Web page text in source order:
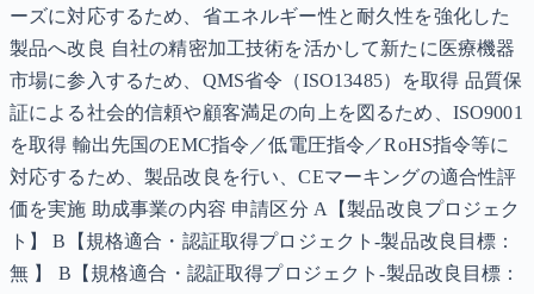
ーズに対応するため、省エネルギー性と耐久性を強化した
製品へ改良 自社の精密加工技術を活かして新たに医療機器
市場に参入するため、QMS省令（ISO13485）を取得 品質保
証による社会的信頼や顧客満足の向上を図るため、ISO9001
を取得 輸出先国のEMC指令／低電圧指令／RoHS指令等に
対応するため、製品改良を行い、CEマーキングの適合性評
価を実施 助成事業の内容 申請区分 A【製品改良プロジェク
ト】 B【規格適合・認証取得プロジェクト-製品改良目標：
無 】 B【規格適合・認証取得プロジェクト-製品改良目標：